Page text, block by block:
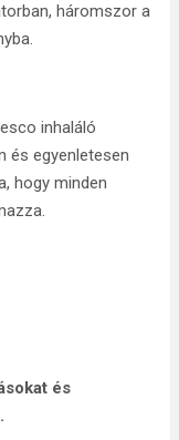
háromszor a
inhaláló
és egyenletesen
hogy minden
és